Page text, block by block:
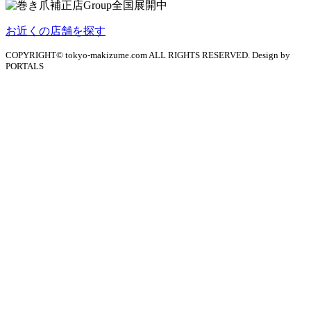
お近くの店舗を探す
COPYRIGHT© tokyo-makizume.com ALL RIGHTS RESERVED. Design by
PORTALS